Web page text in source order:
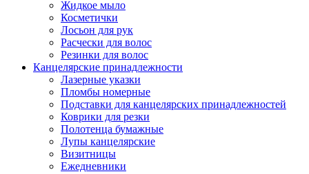
Жидкое мыло
Косметички
Лосьон для рук
Расчески для волос
Резинки для волос
Канцелярские принадлежности
Лазерные указки
Пломбы номерные
Подставки для канцелярских принадлежностей
Коврики для резки
Полотенца бумажные
Лупы канцелярские
Визитницы
Ежедневники